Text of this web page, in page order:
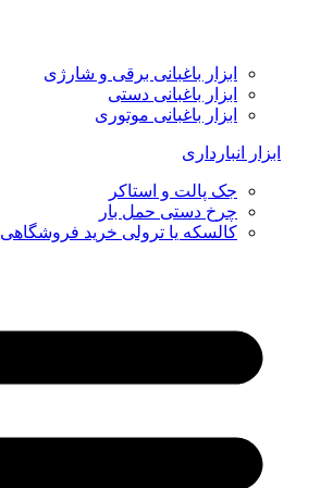
ابزار باغبانی برقی و شارژی
ابزار باغبانی دستی
ابزار باغبانی موتوری
ابزار انبارداری
جک پالت و استاکر
چرخ دستی حمل بار
کالسکه یا ترولی خرید فروشگاهی